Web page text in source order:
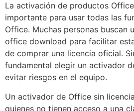
La activación de productos
importante para usar todas las
Office. Muchas personas buscan
office download para facilitar
de comprar una licencia oficial.
fundamental elegir un activador
evitar riesgos en el equipo.
Un activador de Office sin
quienes no tienen acceso a una